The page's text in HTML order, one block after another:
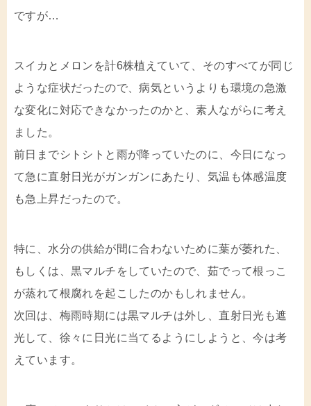
ですが…
スイカとメロンを計6株植えていて、そのすべてが同じ
ような症状だったので、病気というよりも環境の急激
な変化に対応できなかったのかと、素人ながらに考え
ました。
前日までシトシトと雨が降っていたのに、今日になっ
て急に直射日光がガンガンにあたり、気温も体感温度
も急上昇だったので。
特に、水分の供給が間に合わないために葉が萎れた、
もしくは、黒マルチをしていたので、茹でって根っこ
が蒸れて根腐れを起こしたのかもしれません。
次回は、梅雨時期には黒マルチは外し、直射日光も遮
光して、徐々に日光に当てるようにしようと、今は考
えています。